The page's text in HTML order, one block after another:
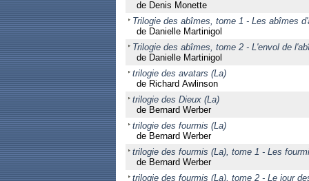
de Denis Monette
Trilogie des abîmes, tome 1 - Les abîmes
de Danielle Martinigol
Trilogie des abîmes, tome 2 - L'envol de
de Danielle Martinigol
trilogie des avatars (La)
de Richard Awlinson
trilogie des Dieux (La)
de Bernard Werber
trilogie des fourmis (La)
de Bernard Werber
trilogie des fourmis (La), tome 1 - Les
de Bernard Werber
trilogie des fourmis (La), tome 2 - Le jour